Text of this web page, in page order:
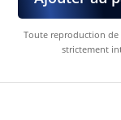
Toute reproduction de
strictement